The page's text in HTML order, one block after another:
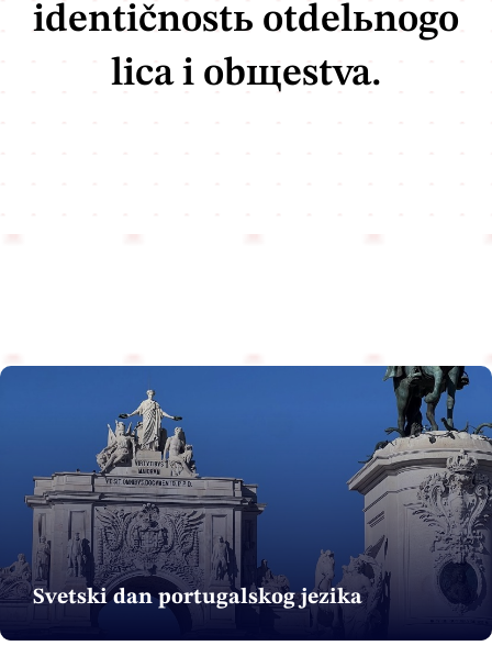
identičnostь otdelьnogo
lica i obщestva.
Svetski dan portugalskog jezika